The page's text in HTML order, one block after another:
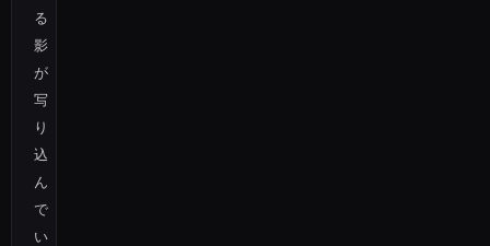
る
影
が
写
り
込
ん
で
い